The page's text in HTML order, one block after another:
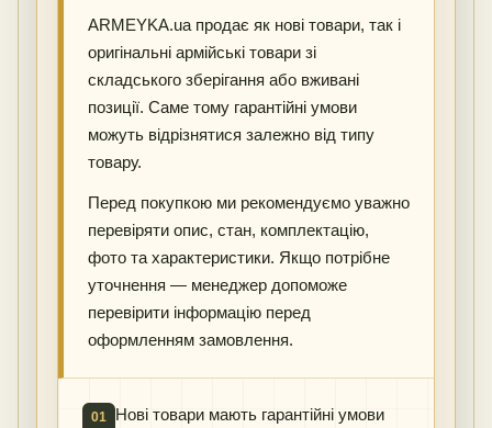
ARMEYKA.ua продає як нові товари, так і
оригінальні армійські товари зі
складського зберігання або вживані
позиції. Саме тому гарантійні умови
можуть відрізнятися залежно від типу
товару.
Перед покупкою ми рекомендуємо уважно
перевіряти опис, стан, комплектацію,
фото та характеристики. Якщо потрібне
уточнення — менеджер допоможе
перевірити інформацію перед
оформленням замовлення.
01
Нові товари мають гарантійні умови